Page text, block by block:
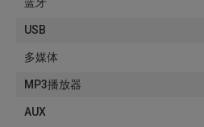
USB
多媒体
MP3播放器
AUX